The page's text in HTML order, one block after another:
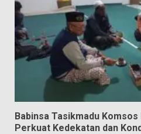
Babinsa Tasikmadu
Perkuat Kedekatan dan